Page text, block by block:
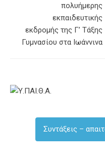
πολυήμερης
εκπαιδευτικής
εκδρομής της Γ’ Τάξης
Γυμνασίου στα Ιωάννινα
Συντάξεις –